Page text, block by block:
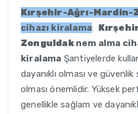
Kırşehir-Ağrı-Mardin-
cihazı kiralama:
Zonguldaknem alma
kiralama Şantiyelerde
dayanıklı olması ve
olması önemlidir. Yüksek
genellikle sağlam ve